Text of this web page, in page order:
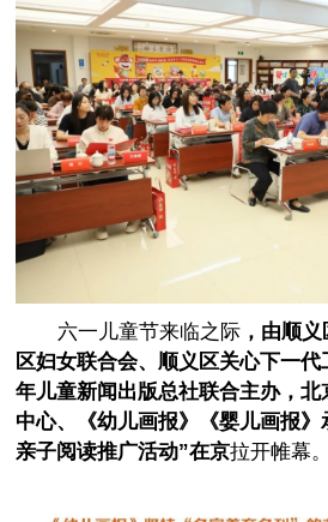
六一儿童节来临之际，由顺义
区妇女联合会、顺义区关心下一
年儿童新闻出版总社联合主办，
中心、《幼儿画报》《婴儿画报
亲子阅读推广活动”在京拉开帷幕。